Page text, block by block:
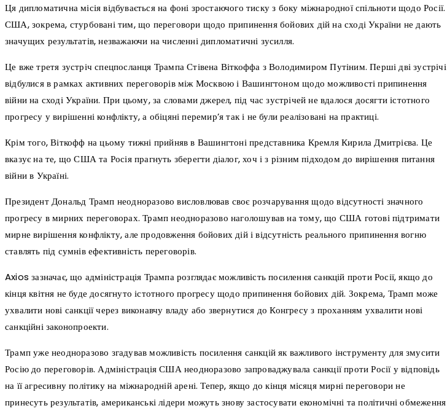
Ця дипломатична місія відбувається на фоні зростаючого тиску з боку міжнародної спільноти щодо Росії.
США, зокрема, стурбовані тим, що переговори щодо припинення бойових дій на сході України не дають
значущих результатів, незважаючи на численні дипломатичні зусилля.
Це вже третя зустріч спецпосланця Трампа Стівена Віткоффа з Володимиром Путіним. Перші дві зустрічі
відбулися в рамках активних переговорів між Москвою і Вашингтоном щодо можливості припинення
війни на сході України. При цьому, за словами джерел, під час зустрічей не вдалося досягти істотного
прогресу у вирішенні конфлікту, а обіцяні перемир’я так і не були реалізовані на практиці.
Крім того, Віткофф на цьому тижні прийняв в Вашингтоні представника Кремля Кирила Дмитрієва. Це
вказує на те, що США та Росія прагнуть зберегти діалог, хоч і з різним підходом до вирішення питання
війни в Україні.
Президент Дональд Трамп неодноразово висловлював своє розчарування щодо відсутності значного
прогресу в мирних переговорах. Трамп неодноразово наголошував на тому, що США готові підтримати
мирне вирішення конфлікту, але продовження бойових дій і відсутність реального припинення вогню
ставлять під сумнів ефективність переговорів.
Axios зазначає, що адміністрація Трампа розглядає можливість посилення санкцій проти Росії, якщо до
кінця квітня не буде досягнуто істотного прогресу щодо припинення бойових дій. Зокрема, Трамп може
ухвалити нові санкції через виконавчу владу або звернутися до Конгресу з проханням ухвалити нові
санкційні законопроекти.
Трамп уже неодноразово згадував можливість посилення санкцій як важливого інструменту для змусити
Росію до переговорів. Адміністрація США неодноразово запроваджувала санкції проти Росії у відповідь
на її агресивну політику на міжнародній арені. Тепер, якщо до кінця місяця мирні переговори не
принесуть результатів, американські лідери можуть знову застосувати економічні та політичні обмеження